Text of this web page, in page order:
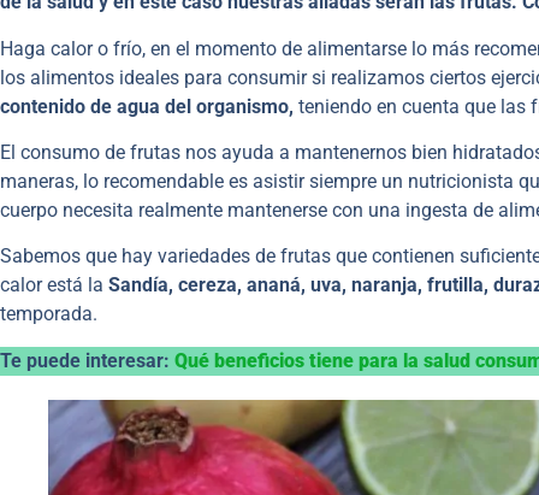
Haga calor o frío, en el momento de alimentarse lo más
los alimentos ideales para consumir si realizamos ciertos
contenido de agua del organismo, teniendo en cuenta que las
El consumo de frutas nos ayuda a mantenernos bien
maneras, lo recomendable es asistir siempre un nutricionista
cuerpo necesita realmente mantenerse con una ingesta de
Sabemos que hay variedades de frutas que contienen
calor está la Sandía, cereza, ananá, uva, naranja, frutilla,
temporada.
Te puede interesar: Qué beneficios tiene para la salud